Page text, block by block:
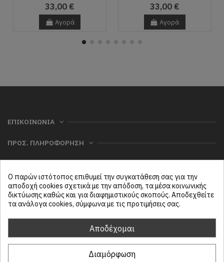
33,00 €
Αγορά
33,00 €
Αγορά
ΕΠΙΚΟΙΝΩΝΙΑ
ΠΡΟΣ. ΠΛΗΡΟΦΟΡΗΣΗ
ΜΕΝΟΥ
Follow us
| All rights reserved
Ο παρών ιστότοπος επιθυμεί την συγκατάθεση σας για την
αποδοχή cookies σχετικά με την απόδοση, τα μέσα κοινωνικής
δικτύωσης καθώς και για διαφημιστικούς σκοπούς. Αποδεχθείτε
τα ανάλογα cookies, σύμφωνα με τις προτιμήσεις σας.
Αποδέχομαι
Διαμόρφωση